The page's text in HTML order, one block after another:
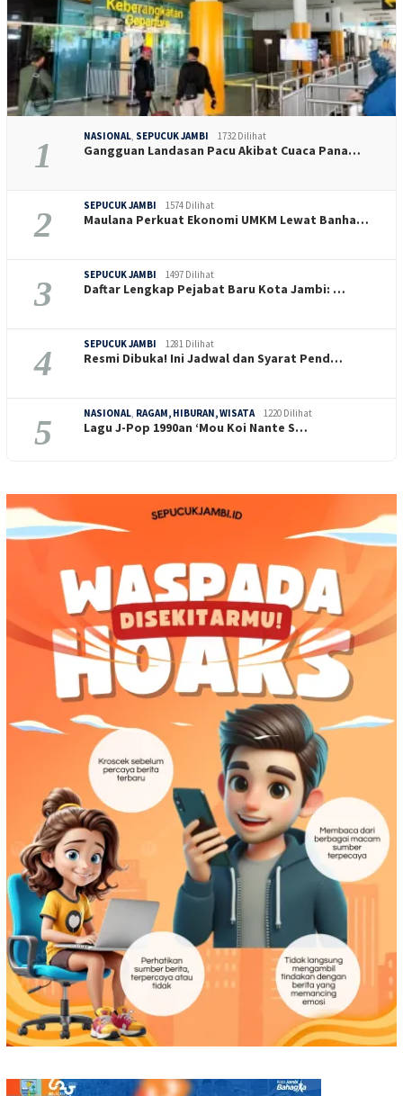
1 NASIONAL, SEPUCUK JAMBI 1732 Dilihat
Gangguan Landasan Pacu Akibat Cuaca Pana…
2 SEPUCUK JAMBI 1574 Dilihat
Maulana Perkuat Ekonomi UMKM Lewat Banha…
3 SEPUCUK JAMBI 1497 Dilihat
Daftar Lengkap Pejabat Baru Kota Jambi: …
4 SEPUCUK JAMBI 1281 Dilihat
Resmi Dibuka! Ini Jadwal dan Syarat Pend…
5 NASIONAL, RAGAM, HIBURAN, WISATA 1220 Dilihat
Lagu J-Pop 1990an ‘Mou Koi Nante S…